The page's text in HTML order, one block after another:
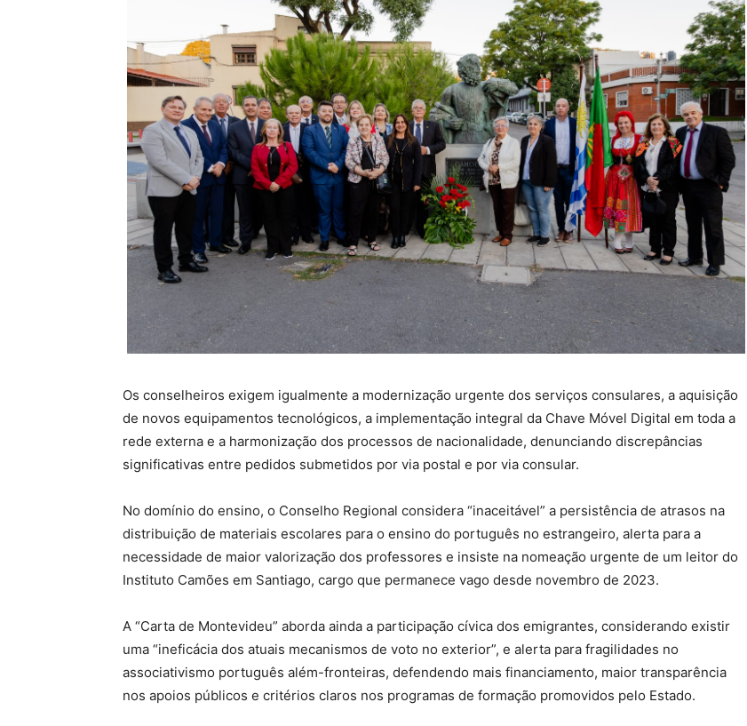
Os conselheiros exigem igualmente a modernização urgente dos serviços consulares, a aquisição
de novos equipamentos tecnológicos, a implementação integral da Chave Móvel Digital em toda a
rede externa e a harmonização dos processos de nacionalidade, denunciando discrepâncias
significativas entre pedidos submetidos por via postal e por via consular.
No domínio do ensino, o Conselho Regional considera “inaceitável” a persistência de atrasos na
distribuição de materiais escolares para o ensino do português no estrangeiro, alerta para a
necessidade de maior valorização dos professores e insiste na nomeação urgente de um leitor do
Instituto Camões em Santiago, cargo que permanece vago desde novembro de 2023.
A “Carta de Montevideu” aborda ainda a participação cívica dos emigrantes, considerando existir
uma “ineficácia dos atuais mecanismos de voto no exterior”, e alerta para fragilidades no
associativismo português além-fronteiras, defendendo mais financiamento, maior transparência
nos apoios públicos e critérios claros nos programas de formação promovidos pelo Estado.